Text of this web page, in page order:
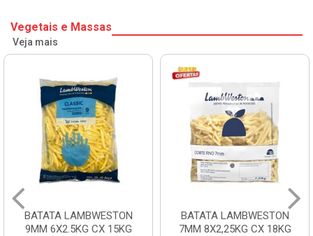
Vegetais e Massas
Veja mais
BATATA LAMBWESTON
9MM 6X2.5KG CX 15KG
BATATA LAMBWESTON
7MM 8X2,25KG CX 18KG